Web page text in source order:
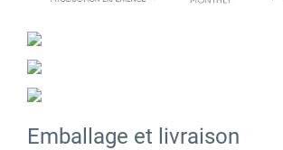
Emballage et livraison